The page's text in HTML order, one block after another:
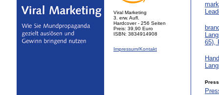
65),
Viral Marketing
3. erw. Aufl.
Hardcover - 256 Seiten
Preis: 39,90 Euro
ISBN: 3834914908
Impressum/Kontakt